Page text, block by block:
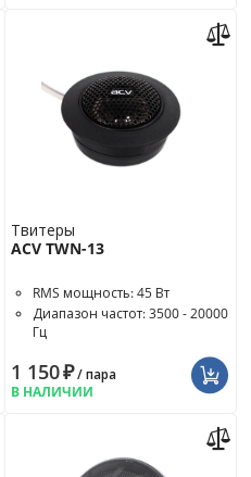
Твитеры
ACV TWN-13
RMS мощность: 45 Вт
Диапазон частот: 3500 - 20000
Гц
1 150₽/ пара
В НАЛИЧИИ